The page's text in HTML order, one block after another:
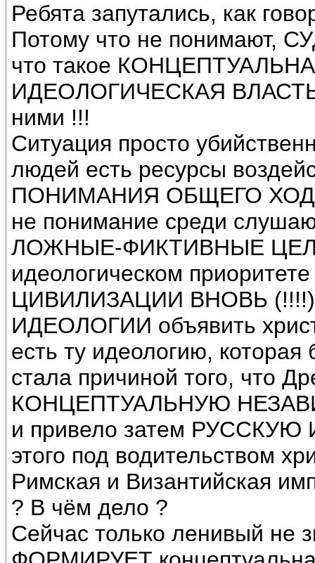
Ребята запутались, как
Потому что не
что такое
ИДЕОЛОГИЧЕСКАЯ ВЛАСТЬ
ними !!!
Ситуация просто
людей есть ресурсы
ПОНИМАНИЯ ОБЩЕГО ХОДА
не понимание среди
ЛОЖНЫЕ-ФИКТИВНЫЕ
идеологическом
ЦИВИЛИЗАЦИИ ВНОВЬ (!!!!)
ИДЕОЛОГИИ объявить
есть ту идеологию,
стала причиной того, что
КОНЦЕПТУАЛЬНУЮ
и привело затем РУССКУЮ
этого под водительством
Римская и Византийская
? В чём дело ?
Сейчас только ленивый не